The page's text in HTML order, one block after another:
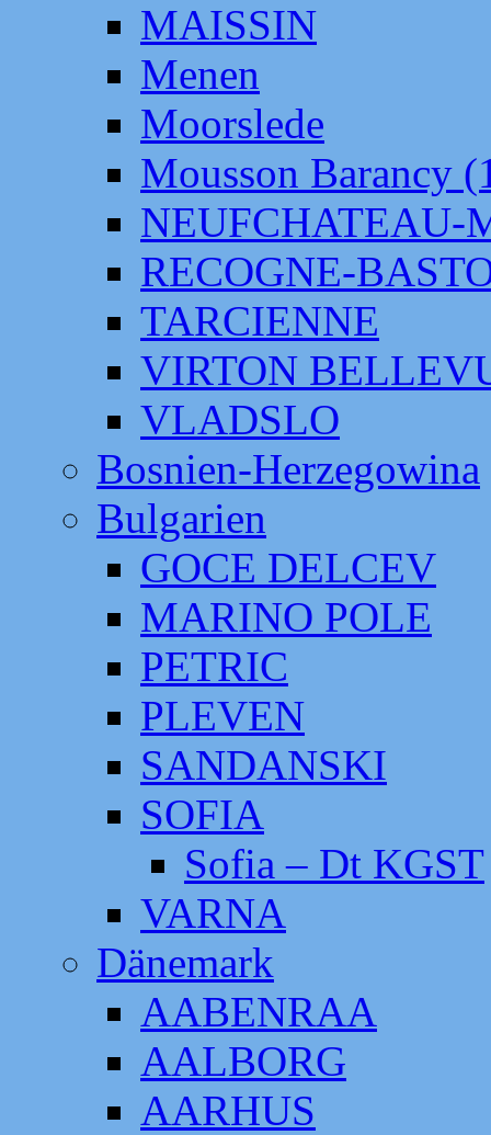
MAISSIN
Menen
Moorslede
Mousson Barancy
NEUFCHATEAU-
RECOGNE-
TARCIENNE
VIRTON
VLADSLO
Bosnien-Herzegowina
Bulgarien
GOCE DELCEV
MARINO POLE
PETRIC
PLEVEN
SANDANSKI
SOFIA
Sofia – Dt KGST
VARNA
Dänemark
AABENRAA
AALBORG
AARHUS